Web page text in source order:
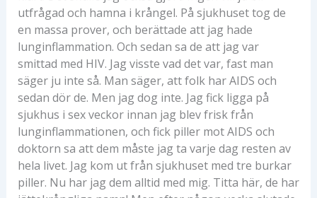
utfrågad och hamna i krångel. På sjukhuset tog de
en massa prover, och berättade att jag hade
lunginflammation. Och sedan sa de att jag var
smittad med HIV. Jag visste vad det var, fast man
säger ju inte så. Man säger, att folk har AIDS och
sedan dör de. Men jag dog inte. Jag fick ligga på
sjukhus i sex veckor innan jag blev frisk från
lunginflammationen, och fick piller mot AIDS och
doktorn sa att dem måste jag ta varje dag resten av
hela livet. Jag kom ut från sjukhuset med tre burkar
piller. Nu har jag dem alltid med mig. Titta här, de har